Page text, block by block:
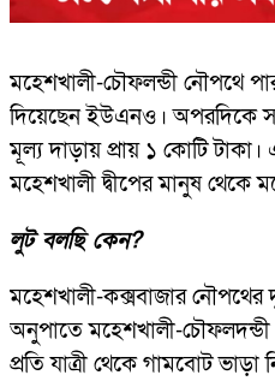
মহেশখালী-চৌফলন্ডী নৌপথে
দিয়েছেন ইউএনও। অপরদিকে
মূল্য দাড়ায় প্রায় ১ কোটি
মহেশখালী দ্বীপের মানুষ থেকে
লুট বলছি কেন?
মহেশখালী-কক্সবাজার নৌপথের
অনুপাতে মহেশখালী-চৌফলদন্ডী
প্রতি যাত্রী থেকে গামবোট